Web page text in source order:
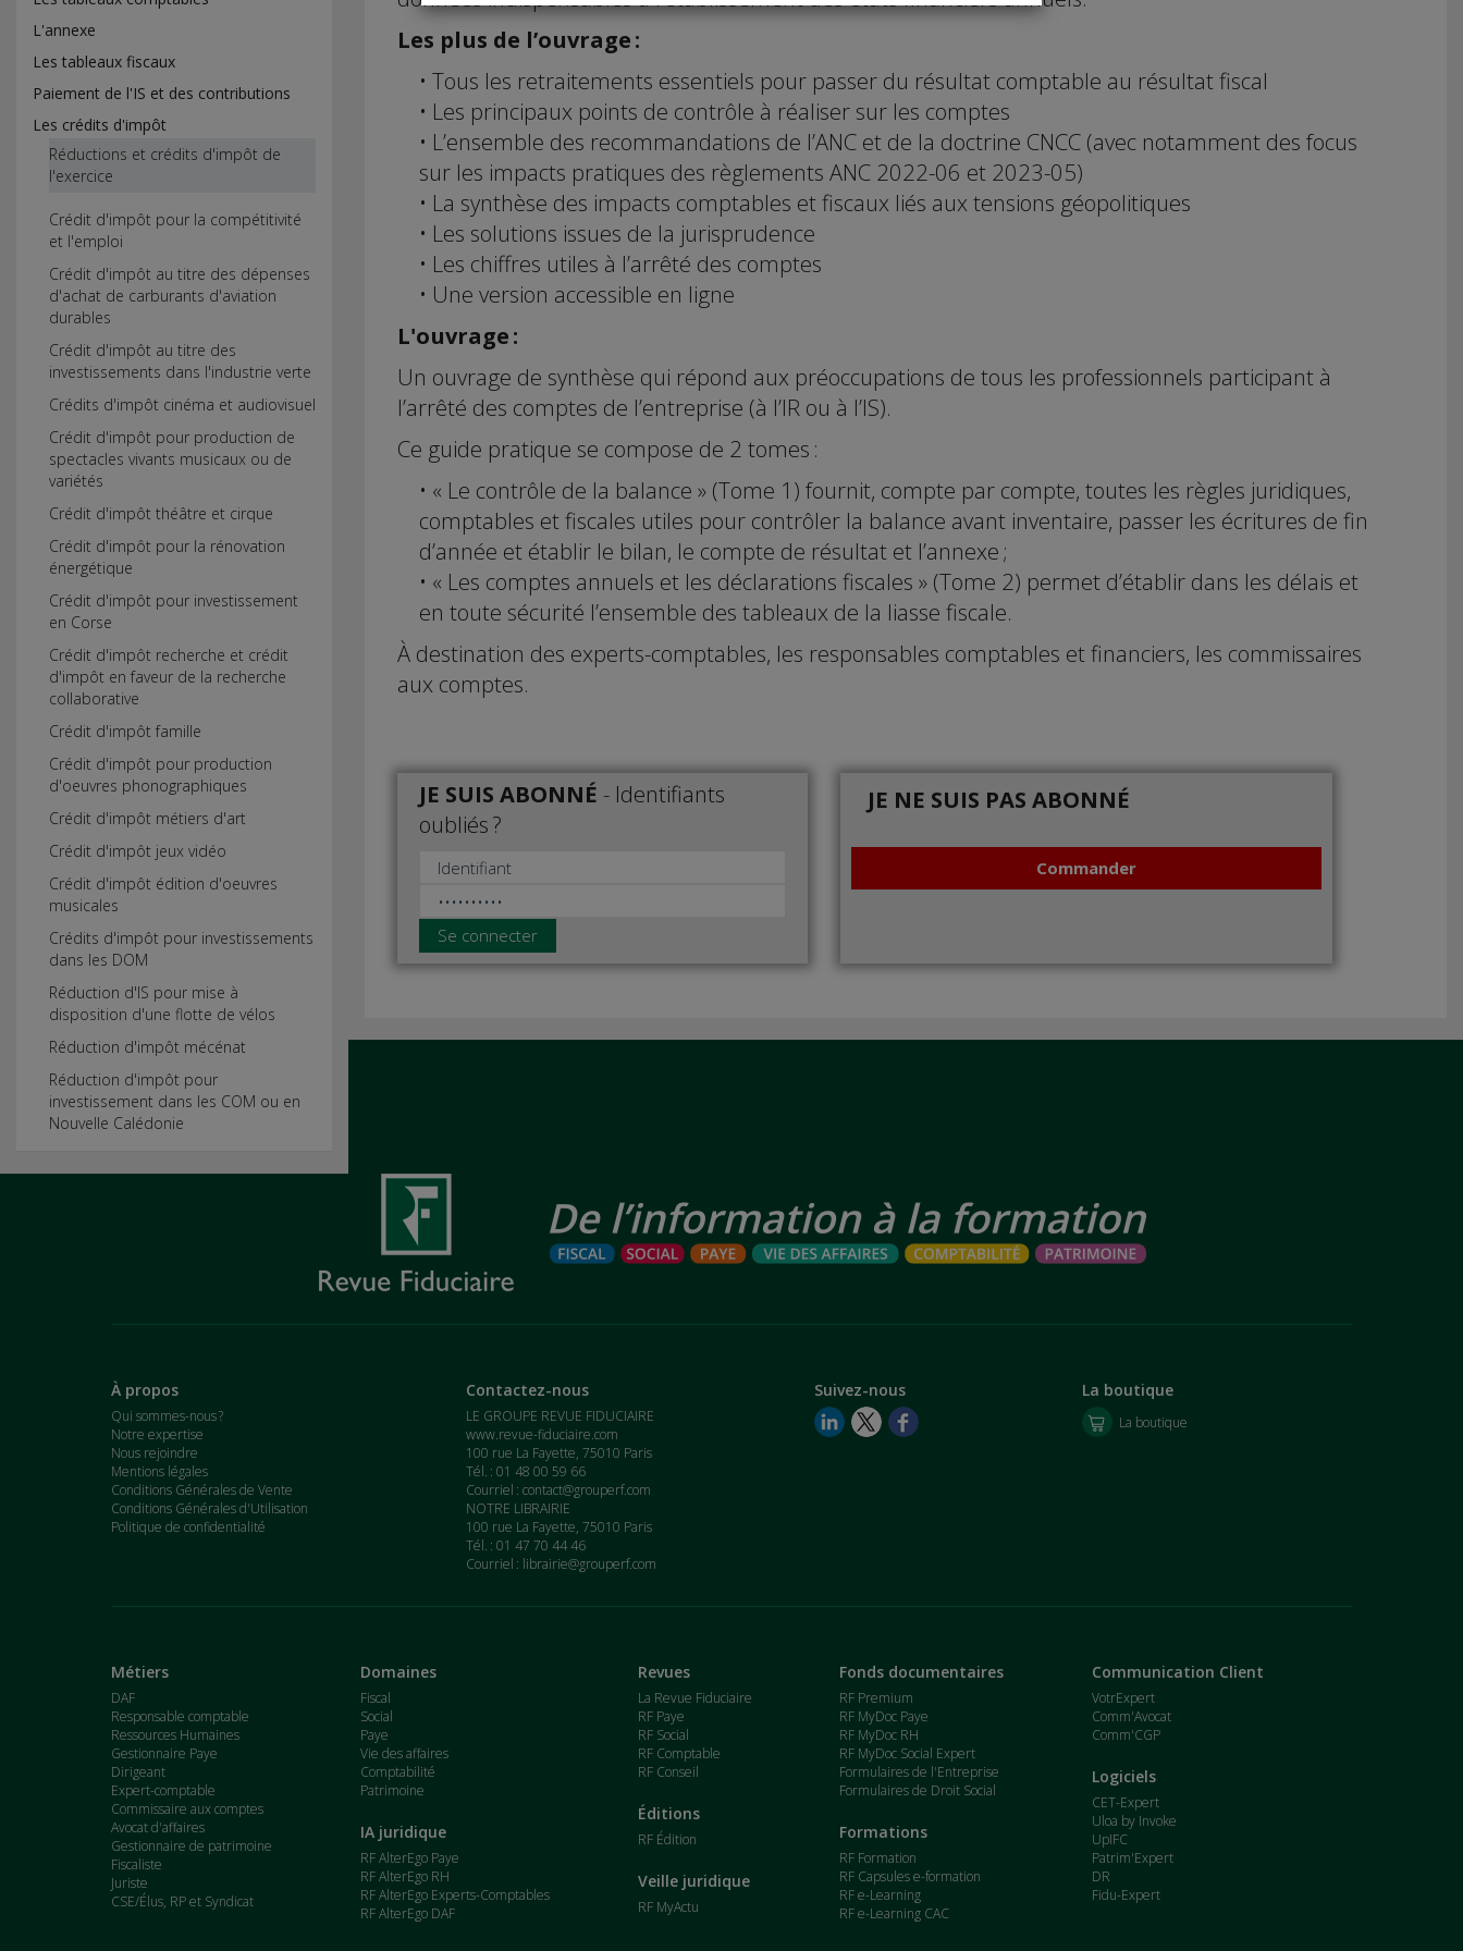
L'annexe
Les tableaux fiscaux
Paiement de l'IS et des contributions
Les crédits d'impôt
Réductions et crédits d'impôt de
l'exercice
Crédit d'impôt pour la compétitivité
et l'emploi
Crédit d'impôt au titre des dépenses
d'achat de carburants d'aviation
durables
Crédit d'impôt au titre des
investissements dans l'industrie verte
Crédits d'impôt cinéma et audiovisuel
Crédit d'impôt pour production de
spectacles vivants musicaux ou de
variétés
Crédit d'impôt théâtre et cirque
Crédit d'impôt pour la rénovation
énergétique
Crédit d'impôt pour investissement
en Corse
Crédit d'impôt recherche et crédit
d'impôt en faveur de la recherche
collaborative
Crédit d'impôt famille
Crédit d'impôt pour production
d'oeuvres phonographiques
Crédit d'impôt métiers d'art
Crédit d'impôt jeux vidéo
Crédit d'impôt édition d'oeuvres
musicales
Crédits d'impôt pour investissements
dans les DOM
Réduction d'IS pour mise à
disposition d'une flotte de vélos
Réduction d'impôt mécénat
Réduction d'impôt pour
investissement dans les COM ou en
Nouvelle Calédonie
Les plus de l’ouvrage :
• Tous les retraitements essentiels pour passer du résultat comptable au résultat fiscal
• Les principaux points de contrôle à réaliser sur les comptes
• L’ensemble des recommandations de l’ANC et de la doctrine CNCC (avec notamment des focus
sur les impacts pratiques des règlements ANC 2022-06 et 2023-05)
• La synthèse des impacts comptables et fiscaux liés aux tensions géopolitiques
• Les solutions issues de la jurisprudence
• Les chiffres utiles à l’arrêté des comptes
• Une version accessible en ligne
L'ouvrage :
Un ouvrage de synthèse qui répond aux préoccupations de tous les professionnels participant à
l’arrêté des comptes de l’entreprise (à l’IR ou à l’IS).
Ce guide pratique se compose de 2 tomes :
• « Le contrôle de la balance » (Tome 1) fournit, compte par compte, toutes les règles juridiques,
comptables et fiscales utiles pour contrôler la balance avant inventaire, passer les écritures de fin
d’année et établir le bilan, le compte de résultat et l’annexe ;
• « Les comptes annuels et les déclarations fiscales » (Tome 2) permet d’établir dans les délais et
en toute sécurité l’ensemble des tableaux de la liasse fiscale.
À destination des experts-comptables, les responsables comptables et financiers, les commissaires
aux comptes.
JE SUIS ABONNÉ - Identifiants
oubliés ?
Se connecter
JE NE SUIS PAS ABONNÉ
Commander
À propos
Qui sommes-nous ?
Notre expertise
Nous rejoindre
Mentions légales
Conditions Générales de Vente
Conditions Générales d'Utilisation
Politique de confidentialité
Contactez-nous
LE GROUPE REVUE FIDUCIAIRE
www.revue-fiduciaire.com
100 rue La Fayette, 75010 Paris
Tél. : 01 48 00 59 66
Courriel : contact@grouperf.com
NOTRE LIBRAIRIE
100 rue La Fayette, 75010 Paris
Tél. : 01 47 70 44 46
Courriel : librairie@grouperf.com
Suivez-nous La boutique
La boutique
Métiers
DAF
Responsable comptable
Ressources Humaines
Gestionnaire Paye
Dirigeant
Expert-comptable
Commissaire aux comptes
Avocat d'affaires
Gestionnaire de patrimoine
Fiscaliste
Juriste
CSE/Élus, RP et Syndicat
Domaines
Fiscal
Social
Paye
Vie des affaires
Comptabilité
Patrimoine
IA juridique
RF AlterEgo Paye
RF AlterEgo RH
RF AlterEgo Experts-Comptables
RF AlterEgo DAF
Revues
La Revue Fiduciaire
RF Paye
RF Social
RF Comptable
RF Conseil
Éditions
RF Édition
Veille juridique
RF MyActu
Fonds documentaires
RF Premium
RF MyDoc Paye
RF MyDoc RH
RF MyDoc Social Expert
Formulaires de l'Entreprise
Formulaires de Droit Social
Formations
RF Formation
RF Capsules e-formation
RF e-Learning
RF e-Learning CAC
Communication Client
VotrExpert
Comm'Avocat
Comm'CGP
Logiciels
CET-Expert
Uloa by Invoke
UpIFC
Patrim'Expert
DR
Fidu-Expert